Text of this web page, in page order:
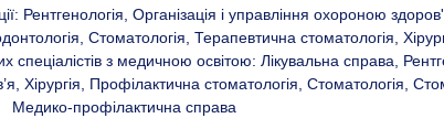
Рентгенологія, Організація і управління охороною
Стоматологія, Терапевтична стоматологія,
з медичною освітою: Лікувальна справа,
Хірургія, Профілактична стоматологія, Стоматологія,
Медико-профілактична справа